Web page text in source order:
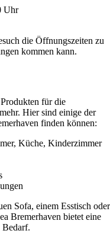
Uhr
die Öffnungszeiten zu
kommen kann.
für die
Hier sind einige der
finden können:
Küche, Kinderzimmer
Sofa, einem Esstisch oder
Bremerhaven bietet eine
Bedarf.